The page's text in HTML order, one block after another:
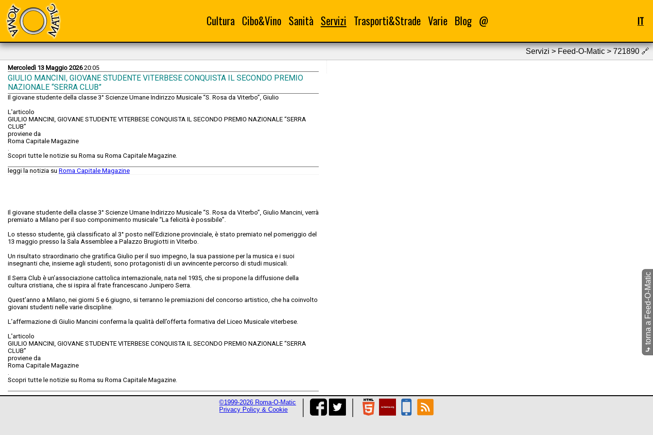
Cultura Cibo&Vino Sanità Servizi Trasporti&Strade Varie Blog @ IT
Servizi > Feed-O-Matic > 721890 🔗
Mercoledì 13 Maggio 202620:05
GIULIO MANCINI, GIOVANE STUDENTE VITERBESE CONQUISTA IL SECONDO PREMIO
NAZIONALE “SERRA CLUB”
Il giovane studente della classe 3° Scienze Umane Indirizzo Musicale “S. Rosa da Viterbo”, Giulio
L'articolo
GIULIO MANCINI, GIOVANE STUDENTE VITERBESE CONQUISTA IL SECONDO PREMIO NAZIONALE “SERRA
CLUB”
proviene da
Roma Capitale Magazine
.
Scopri tutte le notizie su Roma su Roma Capitale Magazine.
leggi la notizia su Roma Capitale Magazine
Il giovane studente della classe 3° Scienze Umane Indirizzo Musicale “S. Rosa da Viterbo”, Giulio Mancini, verrà
premiato a Milano per il suo componimento musicale “La felicità è possibile”.
Lo stesso studente, già classificato al 3° posto nell’Edizione provinciale, è stato premiato nel pomeriggio del
13 maggio presso la Sala Assemblee a Palazzo Brugiotti in Viterbo.
Un risultato straordinario che gratifica Giulio per il suo impegno, la sua passione per la musica e i suoi
insegnanti che, insieme agli studenti, sono protagonisti di un avvincente percorso di studi musicali.
Il Serra Club è un’associazione cattolica internazionale, nata nel 1935, che si propone la diffusione della
cultura cristiana, che si ispira al frate francescano Junipero Serra.
Quest’anno a Milano, nei giorni 5 e 6 giugno, si terranno le premiazioni del concorso artistico, che ha coinvolto
giovani studenti nelle varie discipline.
L’affermazione di Giulio Mancini conferma la qualità dell’offerta formativa del Liceo Musicale viterbese.
L'articolo
GIULIO MANCINI, GIOVANE STUDENTE VITERBESE CONQUISTA IL SECONDO PREMIO NAZIONALE “SERRA
CLUB”
proviene da
Roma Capitale Magazine
.
Scopri tutte le notizie su Roma su Roma Capitale Magazine.
⤷
torna a Feed-O-Matic
©1999-2026 Roma-O-Matic
Privacy Policy & Cookie